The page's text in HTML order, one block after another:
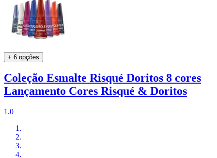
+ 6 opções
Coleção Esmalte Risqué Doritos 8 cores
Lançamento Cores Risqué & Doritos
1.0